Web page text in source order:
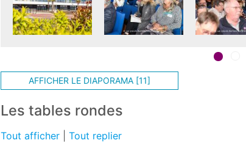
1
AFFICHER LE DIAPORAMA [11]
Les tables rondes
Tout afficher Tout replier